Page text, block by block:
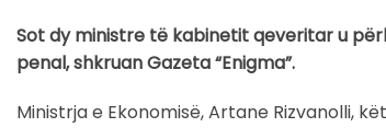
Sot dy ministre të kabinetit qeveritar u
penal, shkruan Gazeta “Enigma”.
Ministrja e Ekonomisë, Artane Rizvanolli,